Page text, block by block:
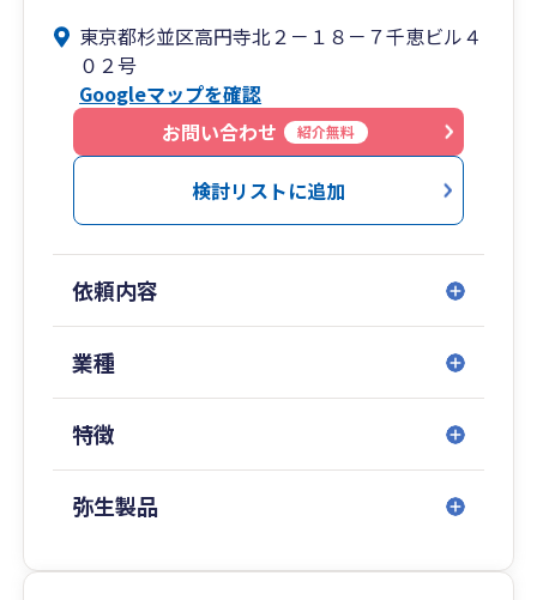
ヒアリングを行い、迅速かつ丁寧で的確な対応を
お約束します。
東京都杉並区高円寺北２－１８－７千恵ビル４
０２号
Googleマップを確認
お問い合わせ
紹介無料
検討リストに追加
依頼内容
業種
特徴
弥生製品